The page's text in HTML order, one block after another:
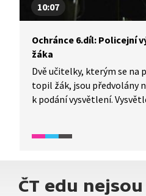
10:07
Ochránce 6.díl: Policejní
žáka
Dvě učitelky, kterým se
topil žák, jsou předvolány
k podání vysvětlení.
ombudsman, kteří usilují o
ČT edu